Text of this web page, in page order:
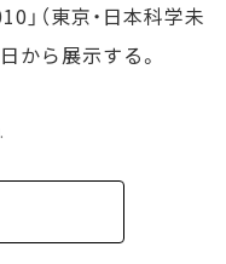
」（東京・日本科学未
から展示する。